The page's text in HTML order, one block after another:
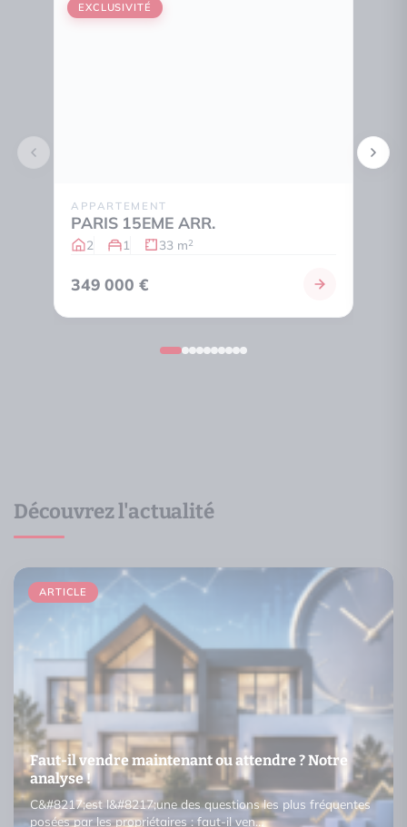
EXCLUSIVITÉ
APPARTEMENT
PARIS 15EME ARR.
2 1 33 m2
349 000 €
Découvrez l'actualité
ARTICLE
Faut-il vendre maintenant ou attendre ? Notre
analyse !
C&#8217;est l&#8217;une des questions les plus fréquentes
posées par les propriétaires : faut-il ven…